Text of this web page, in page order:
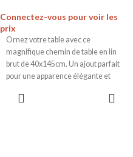
Connectez-vous pour voir les
prix
Ornez votre table avec ce
magnifique chemin de table en lin
brut de 40x145cm. Un ajout parfait
pour une apparence élégante et